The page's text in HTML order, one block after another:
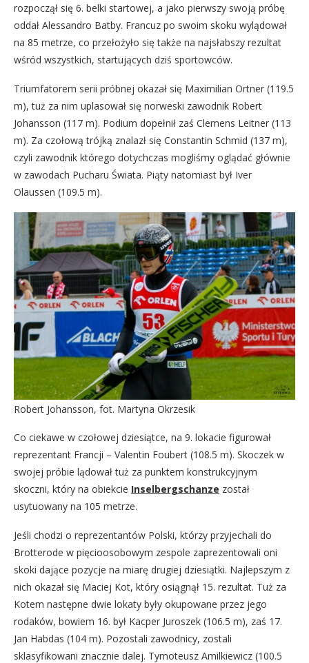
rozpoczął się 6. belki startowej, a jako pierwszy swoją próbę
oddał Alessandro Batby. Francuz po swoim skoku wylądował
na 85 metrze, co przełożyło się także na najsłabszy rezultat
wśród wszystkich, startujących dziś sportowców.
Triumfatorem serii próbnej okazał się Maximilian Ortner (119.5
m), tuż za nim uplasował się norweski zawodnik Robert
Johansson (117 m). Podium dopełnił zaś Clemens Leitner (113
m). Za czołową trójką znalazł się Constantin Schmid (137 m),
czyli zawodnik którego dotychczas mogliśmy oglądać głównie
w zawodach Pucharu Świata. Piąty natomiast był Iver
Olaussen (109.5 m).
Robert Johansson, fot. Martyna Okrzesik
Co ciekawe w czołowej dziesiątce, na 9. lokacie figurował
reprezentant Francji – Valentin Foubert (108.5 m). Skoczek w
swojej próbie lądował tuż za punktem konstrukcyjnym
skoczni, który na obiekcie Inselbergschanze został
usytuowany na 105 metrze.
Jeśli chodzi o reprezentantów Polski, którzy przyjechali do
Brotterode w pięcioosobowym zespole zaprezentowali oni
skoki dające pozycje na miarę drugiej dziesiątki. Najlepszym z
nich okazał się Maciej Kot, który osiągnął 15. rezultat. Tuż za
Kotem następne dwie lokaty były okupowane przez jego
rodaków, bowiem 16. był Kacper Juroszek (106.5 m), zaś 17.
Jan Habdas (104 m). Pozostali zawodnicy, zostali
sklasyfikowani znacznie dalej. Tymoteusz Amilkiewicz (100.5